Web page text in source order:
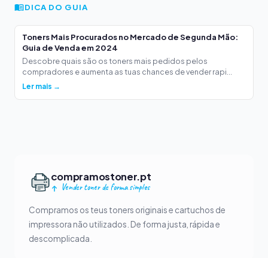
DICA DO GUIA
Toners Mais Procurados no Mercado de Segunda Mão:
Guia de Venda em 2024
Descobre quais são os toners mais pedidos pelos
compradores e aumenta as tuas chances de vender rapi...
Ler mais →
compramostoner.pt
Vender toner de forma simples
Compramos os teus toners originais e cartuchos de
impressora não utilizados. De forma justa, rápida e
descomplicada.